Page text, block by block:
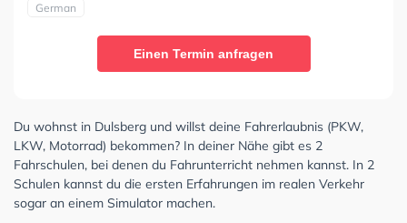
German
Einen Termin anfragen
Du wohnst in Dulsberg und willst deine Fahrerlaubnis (PKW,
LKW, Motorrad) bekommen? In deiner Nähe gibt es 2
Fahrschulen, bei denen du Fahrunterricht nehmen kannst. In 2
Schulen kannst du die ersten Erfahrungen im realen Verkehr
sogar an einem Simulator machen.